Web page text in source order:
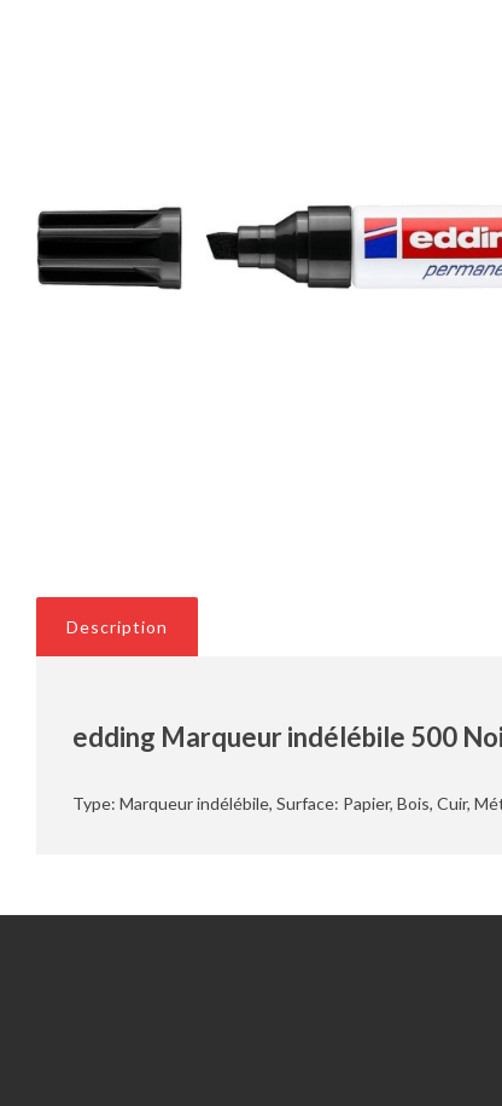
Description
edding Marqueur indélébile 500
Type: Marqueur indélébile, Surface: Papier, Bois, Cuir,